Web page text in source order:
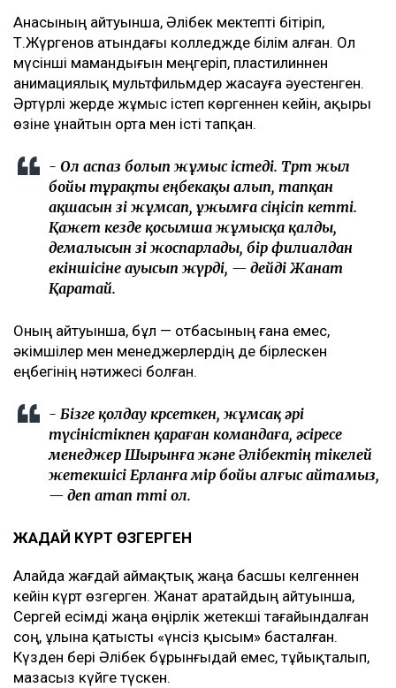
Анасының айтуынша, Әлібек мектепті бітіріп,
Т.Жүргенов атындағы колледжде білім алған. Ол
мүсінші мамандығын меңгеріп, пластилиннен
анимациялық мультфильмдер жасауға әуестенген.
Әртүрлі жерде жұмыс істеп көргеннен кейін, ақыры
өзіне ұнайтын орта мен істі тапқан.
- Ол аспаз болып жұмыс істеді. Төрт жыл
бойы тұрақты еңбекақы алып, тапқан
ақшасын өзі жұмсап, ұжымға сіңісіп кетті.
Қажет кезде қосымша жұмысқа қалды,
демалысын өзі жоспарлады, бір филиалдан
екіншісіне ауысып жүрді, — дейді Жанат
Қаратай.
Оның айтуынша, бұл — отбасының ғана емес,
әкімшілер мен менеджерлердің де бірлескен
еңбегінің нәтижесі болған.
- Бізге қолдау көрсеткен, жұмсақ әрі
түсіністікпен қараған командаға, әсіресе
менеджер Шырынға және Әлібектің тікелей
жетекшісі Ерланға өмір бойы алғыс айтамыз,
— деп атап өтті ол.
ЖАҒДАЙ КҮРТ ӨЗГЕРГЕН
Алайда жағдай аймақтық жаңа басшы келгеннен
кейін күрт өзгерген. Жанат Қаратайдың айтуынша,
Сергей есімді жаңа өңірлік жетекші тағайындалған
соң, ұлына қатысты «үнсіз қысым» басталған.
Күзден бері Әлібек бұрынғыдай емес, тұйықталып,
мазасыз күйге түскен.